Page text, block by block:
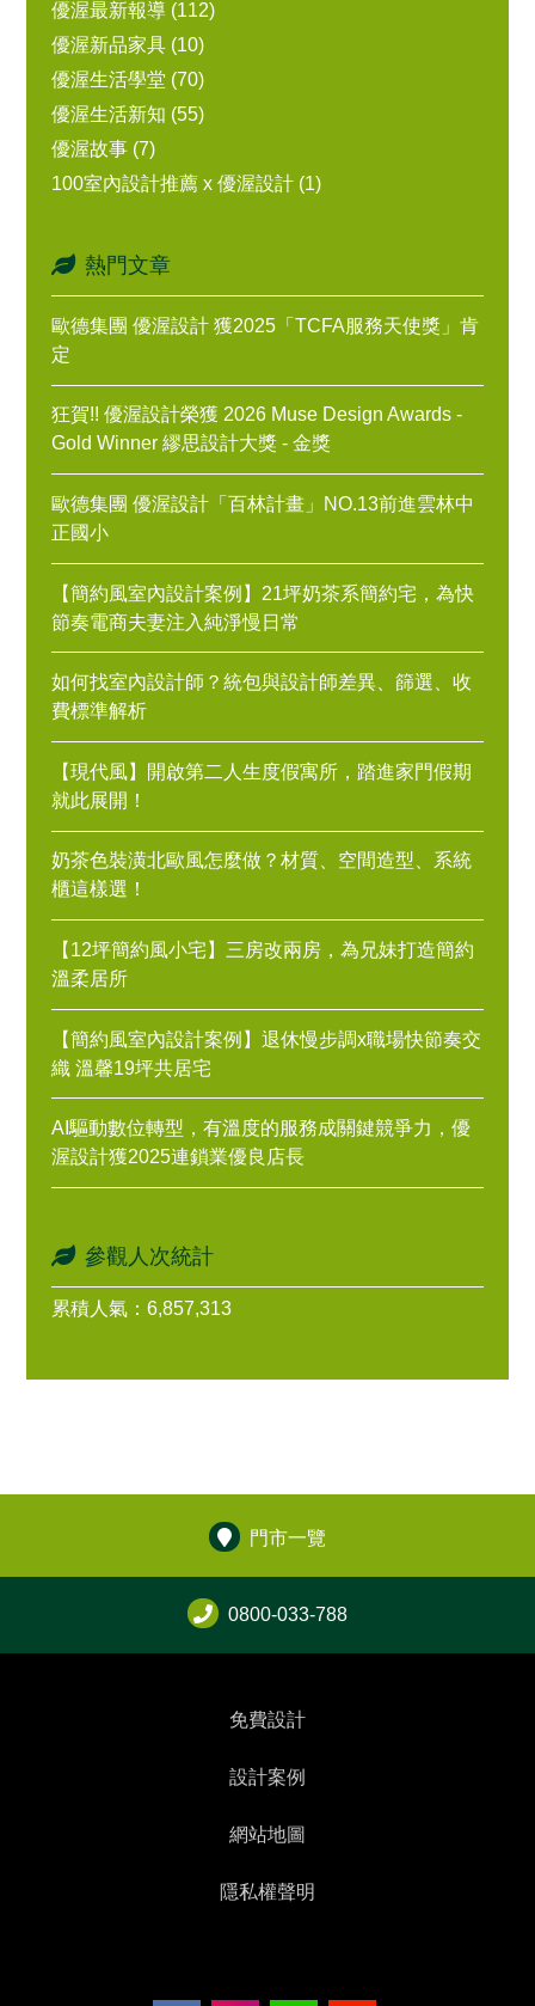
優渥最新報導 (112)
優渥新品家具 (10)
優渥生活學堂 (70)
優渥生活新知 (55)
優渥故事 (7)
100室內設計推薦 x 優渥設計 (1)
熱門文章
歐德集團 優渥設計 獲2025「TCFA服務天使獎」肯
定
狂賀!! 優渥設計榮獲 2026 Muse Design Awards -
Gold Winner 繆思設計大獎 - 金獎
歐德集團 優渥設計「百林計畫」NO.13前進雲林中
正國小
【簡約風室內設計案例】21坪奶茶系簡約宅，為快
節奏電商夫妻注入純淨慢日常
如何找室內設計師？統包與設計師差異、篩選、收
費標準解析
【現代風】開啟第二人生度假寓所，踏進家門假期
就此展開！
奶茶色裝潢北歐風怎麼做？材質、空間造型、系統
櫃這樣選！
【12坪簡約風小宅】三房改兩房，為兄妹打造簡約
溫柔居所
【簡約風室內設計案例】退休慢步調x職場快節奏交
織 溫馨19坪共居宅
AI驅動數位轉型，有溫度的服務成關鍵競爭力，優
渥設計獲2025連鎖業優良店長
參觀人次統計
累積人氣：6,857,313
門市一覽
0800-033-788
免費設計
設計案例
網站地圖
隱私權聲明